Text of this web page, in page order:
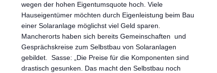
wegen der hohen Eigentumsquote hoch. Viele
Hauseigentümer möchten durch Eigenleistung beim Bau
einer Solaranlage möglichst viel Geld sparen.
Mancherorts haben sich bereits Gemeinschaften und
Gesprächskreise zum Selbstbau von Solaranlagen
gebildet. Sasse: „Die Preise für die Komponenten sind
drastisch gesunken. Das macht den Selbstbau noch